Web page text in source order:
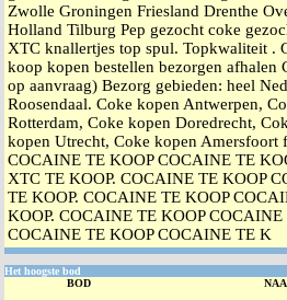
Zwolle Groningen Friesland Drenthe
Holland Tilburg Pep gezocht coke
XTC knallertjes top spul. Topkwaliteit .
koop kopen bestellen bezorgen
op aanvraag) Bezorg gebieden: heel
Roosendaal. Coke kopen Antwerpen,
Rotterdam, Coke kopen Doredrecht,
kopen Utrecht, Coke kopen
COCAINE TE KOOP COCAINE TE
XTC TE KOOP. COCAINE TE KOOP
TE KOOP. COCAINE TE KOOP
KOOP. COCAINE TE KOOP
COCAINE TE KOOP COCAINE TE K
Het hoogste bod
BOD